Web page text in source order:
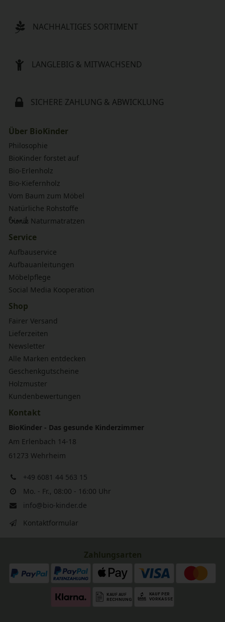
NACHHALTIGES SORTIMENT
LANGLEBIG & MITWACHSEND
SICHERE ZAHLUNG & ABWICKLUNG
Über BioKinder
Philosophie
BioKinder forstet auf
Bio-Erlenholz
Bio-Kiefernholz
Vom Baum zum Möbel
Natürliche Rohstoffe
bionik Naturmatratzen
Service
Aufbauservice
Aufbauanleitungen
Möbelpflege
Social Media Kooperation
Shop
Fairer Versand
Lieferzeiten
Newsletter
Alle Marken entdecken
Geschenkgutscheine
Holzmuster
Kundenbewertungen
Kontakt
BioKinder - Das gesunde Kinderzimmer
Am Erlenbach 14-18
61273 Wehrheim
+49 6081 44 563 15
Mo. - Fr., 08:00 - 16:00 Uhr
info@bio-kinder.de
Kontaktformular
Zahlungsarten